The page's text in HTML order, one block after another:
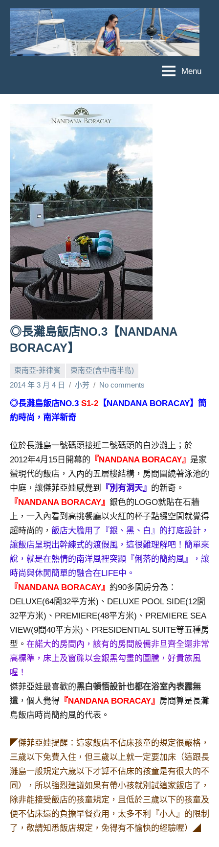
Skip
content
菲
娃
JEFFIA
FANG
粉
團、
題
旅
遊、
達
人
帶
路、
旅
遊
節
目
來
News
金
號
節
班
底、
景
目
主
持、
吳
哥
泰
國
旅
遊
書
者、
各
發
表
會
及
活
動
主
持、
企
業
講
座、
落
客
及
Menu
◎長灘島飯店NO.3【NANDANA
BORACAY】
東南亞-菲律賓
東南亞(含中南半島)
2014 年 3 月 4 日
小芳 No comments
◎長灘島飯店NO.3 S1-2 【NANDANA BORACAY】簡
約時尚，南洋新奇
位於長灘島一號碼頭接近二號碼頭的白沙灘上；於
2012年4月15日開幕的 『NANDANA BORACAY』 是家
蠻現代的飯店，入內的五層樓結構，房間圍繞著泳池的
中庭，讓傑菲亞娃感覺到
『別有洞天』 的新奇。
『NANDANA BORACAY』 銀色的LOGO就貼在石牆
上，一入內看到高挑餐廳以火紅的杯子點綴空間就覺得
超時尚的， 飯店大膽用了『銀、黑、白』的打底設計，
讓飯店呈現出幹練式的渡假風，這很難理解吧！簡單來
說，就是在熱情的南洋風裡突顯『俐落的簡約風』，讓
時尚與休閒簡單的融合在LIFE中。
『NANDANA BORACAY』 約90多間房分為：
DELUXE(64間32平方米)、DELUXE POOL SIDE(12間
32平方米)、PREMIERE(48平方米)、PREMIERE SEA
VIEW(9間40平方米)、PRESIDENTIAL SUITE等五種房
型。 在諾大的房間內， 該有的房間設備非旦齊全還非常
高標準，床上及窗簾以金銀黑勾畫的圖騰，好貴族風
喔！
傑菲亞娃最喜歡的黑白頓悟設計也都在浴室內表露無
遺 ，個人覺得 『NANDANA BORACAY』 房間算是長灘
島飯店時尚簡約風的代表。
◤傑菲亞娃提醒：這家飯店不佔床孩童的規定很嚴格，
三歲以下免費入住，但三歲以上就一定要加床（這跟長
灘島一般規定六歲以下才算不佔床的孩童是有很大的不
同），所以強烈建議如果有帶小孩就別試這家飯店了，
除非能接受飯店的孩童規定，且低於三歲以下的孩童及
便不佔床還的負擔早餐費用，太多不利『小人』的限制
了，敬請知悉飯店規定，免得有不愉快的經驗喔）◢